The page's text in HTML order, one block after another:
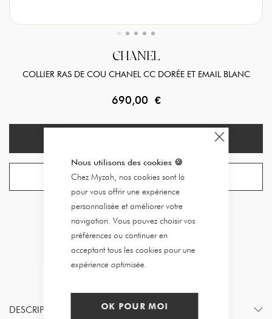
Nous utilisons des cookies 🍪
Chez Myzah, nos cookies sont là
pour vous offrir une expérience
personnalisée et améliorer votre
navigation. Vous pouvez choisir vos
préférences ou continuer en
acceptant tous les cookies pour une
expérience optimisée.
OK POUR MOI
CHANEL
COLLIER RAS DE COU CHANEL CC DORÉE ET EMAIL BLANC
690,00 €
CRÉER UNE ALERTE
DESCRIPTION